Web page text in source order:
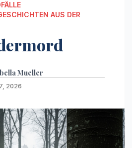
AUS DER
Mueller
2026